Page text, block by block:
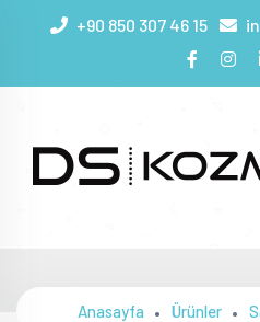
+90 850 307 46 15
Anasayfa Ürünler